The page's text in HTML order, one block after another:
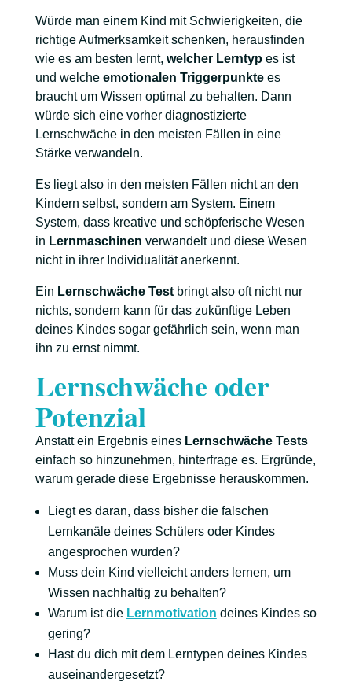
Würde man einem Kind mit Schwierigkeiten, die
richtige Aufmerksamkeit schenken, herausfinden
wie es am besten lernt, welcher Lerntyp es ist
und welche emotionalen Triggerpunkte es
braucht um Wissen optimal zu behalten. Dann
würde sich eine vorher diagnostizierte
Lernschwäche in den meisten Fällen in eine
Stärke verwandeln.
Es liegt also in den meisten Fällen nicht an den
Kindern selbst, sondern am System. Einem
System, dass kreative und schöpferische Wesen
in Lernmaschinen verwandelt und diese Wesen
nicht in ihrer Individualität anerkennt.
Ein Lernschwäche Test bringt also oft nicht nur
nichts, sondern kann für das zukünftige Leben
deines Kindes sogar gefährlich sein, wenn man
ihn zu ernst nimmt.
Lernschwäche oder
Potenzial
Anstatt ein Ergebnis eines Lernschwäche Tests
einfach so hinzunehmen, hinterfrage es. Ergründe,
warum gerade diese Ergebnisse herauskommen.
Liegt es daran, dass bisher die falschen
Lernkanäle deines Schülers oder Kindes
angesprochen wurden?
Muss dein Kind vielleicht anders lernen, um
Wissen nachhaltig zu behalten?
Warum ist die Lernmotivation deines Kindes so
gering?
Hast du dich mit dem Lerntypen deines Kindes
auseinandergesetzt?